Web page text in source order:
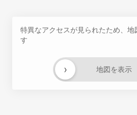
特異なアクセスが見られたため、地
す
地図を表示
›